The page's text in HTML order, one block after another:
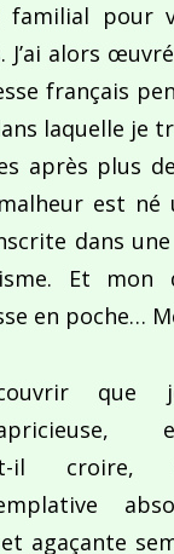
pour
J’ai alors
français
laquelle je
après plus
malheur est né
dans
Et mon
en poche…
que
il croire,
agaçante